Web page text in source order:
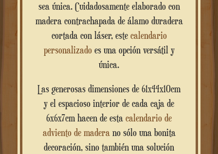
sea única. Cuidadosamente elaborado con
madera contrachapada de álamo duradera
cortada con láser, este calendario
personalizadoes una opción versátil y
única.
Las generosas dimensiones de 61x44x10cm
y el espacioso interior de cada caja de
6x6x7cm hacen de esta calendario de
adviento de maderano sólo una bonita
decoración, sino también una solución